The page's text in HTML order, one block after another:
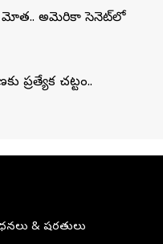
మోత.. అమెరికా సెనెట్‌లో
ప్రత్యేక చట్టం..
& షరతులు